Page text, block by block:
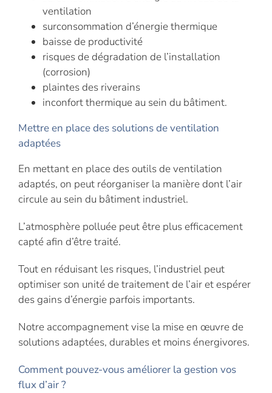
ventilation
surconsommation d’énergie thermique
baisse de productivité
risques de dégradation de l’installation
(corrosion)
plaintes des riverains
inconfort thermique au sein du bâtiment.
Mettre en place des solutions de ventilation
adaptées
En mettant en place des outils de ventilation
adaptés, on peut réorganiser la manière dont l’air
circule au sein du bâtiment industriel.
L’atmosphère polluée peut être plus efficacement
capté afin d’être traité.
Tout en réduisant les risques, l’industriel peut
optimiser son unité de traitement de l’air et espérer
des gains d’énergie parfois importants.
Notre accompagnement vise la mise en œuvre de
solutions adaptées, durables et moins énergivores.
Comment pouvez-vous améliorer la gestion vos
flux d’air ?